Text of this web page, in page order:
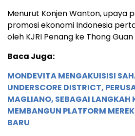
Menurut Konjen Wanton, upaya
promosi ekonomi Indonesia
oleh KJRI Penang ke Thong
Baca Juga:
MONDEVITA MENGAKUISISI
UNDERSCORE DISTRICT,
MAGLIANO, SEBAGAI LANGKAH
MEMBANGUN PLATFORM
BARU